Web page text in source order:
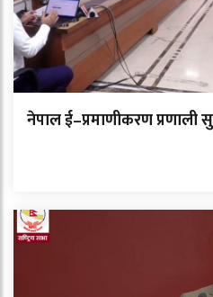
नेपाल ई–प्रमाणीकरण प्रणाली